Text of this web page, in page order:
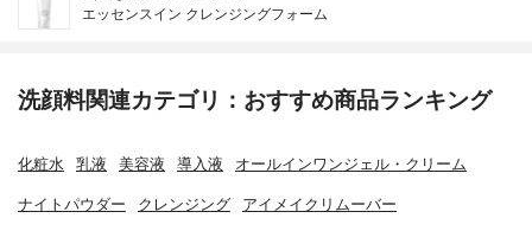
エッセンスイン クレンジングフォーム
洗顔料関連カテゴリ：おすすめ商品ランキング
化粧水 乳液 美容液 導入液 オールインワンジェル・クリーム
ナイトパウダー クレンジング アイメイクリムーバー